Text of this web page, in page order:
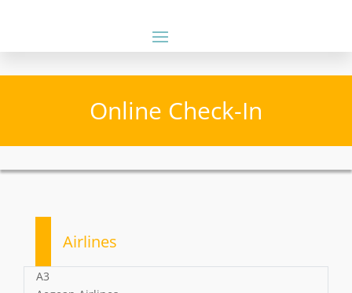
Online Check-In
Airlines
A3